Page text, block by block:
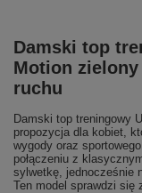
Damski top
Motion
ruchu
Damski top treningowy
propozycja dla kobiet,
wygody oraz
połączeniu z
sylwetkę, jednocześnie
Ten model sprawdzi się